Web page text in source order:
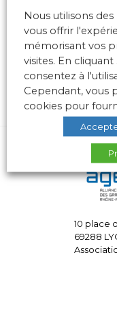
10 place
69288
Nous utilisons
vous offrir
mémorisant vos
visites. En
consentez à
Cependant, vous
cookies pour